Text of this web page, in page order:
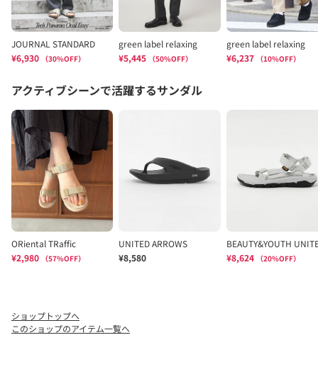
ショップトップへ
このショップのアイテム一覧へ